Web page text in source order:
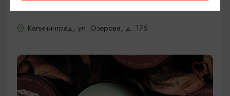
7 кабельтов
Калининград, ул. Озерова, д. 17б